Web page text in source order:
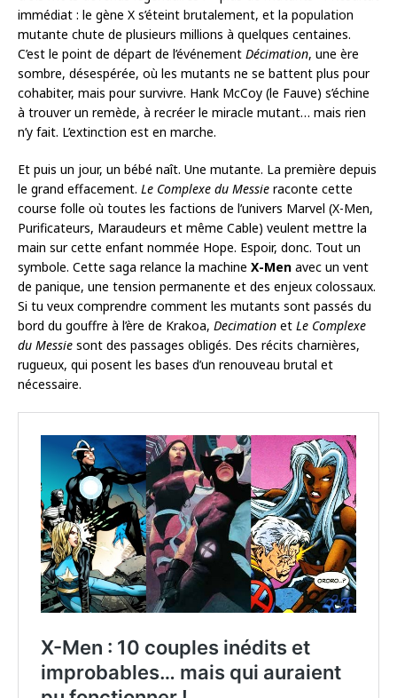
immédiat : le gène X s’éteint brutalement, et la population
mutante chute de plusieurs millions à quelques centaines.
C’est le point de départ de l’événement Décimation, une ère
sombre, désespérée, où les mutants ne se battent plus pour
cohabiter, mais pour survivre. Hank McCoy (le Fauve) s’échine
à trouver un remède, à recréer le miracle mutant… mais rien
n’y fait. L’extinction est en marche.
Et puis un jour, un bébé naît. Une mutante. La première depuis
le grand effacement. Le Complexe du Messie raconte cette
course folle où toutes les factions de l’univers Marvel (X-Men,
Purificateurs, Maraudeurs et même Cable) veulent mettre la
main sur cette enfant nommée Hope. Espoir, donc. Tout un
symbole. Cette saga relance la machine X-Men avec un vent
de panique, une tension permanente et des enjeux colossaux.
Si tu veux comprendre comment les mutants sont passés du
bord du gouffre à l’ère de Krakoa, Decimation et Le Complexe
du Messie sont des passages obligés. Des récits charnières,
rugueux, qui posent les bases d’un renouveau brutal et
nécessaire.